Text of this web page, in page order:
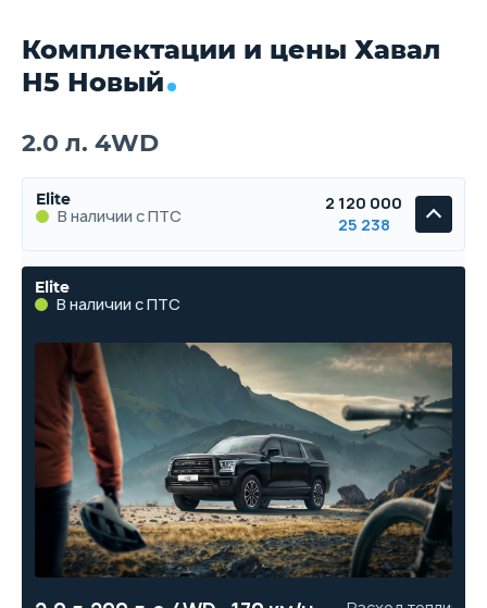
Комплектации и цены Хавал
Н5 Новый
2.0 л. 4WD
Elite
В наличии с ПТС
2 120 000
25 238
Elite
В наличии с ПТС